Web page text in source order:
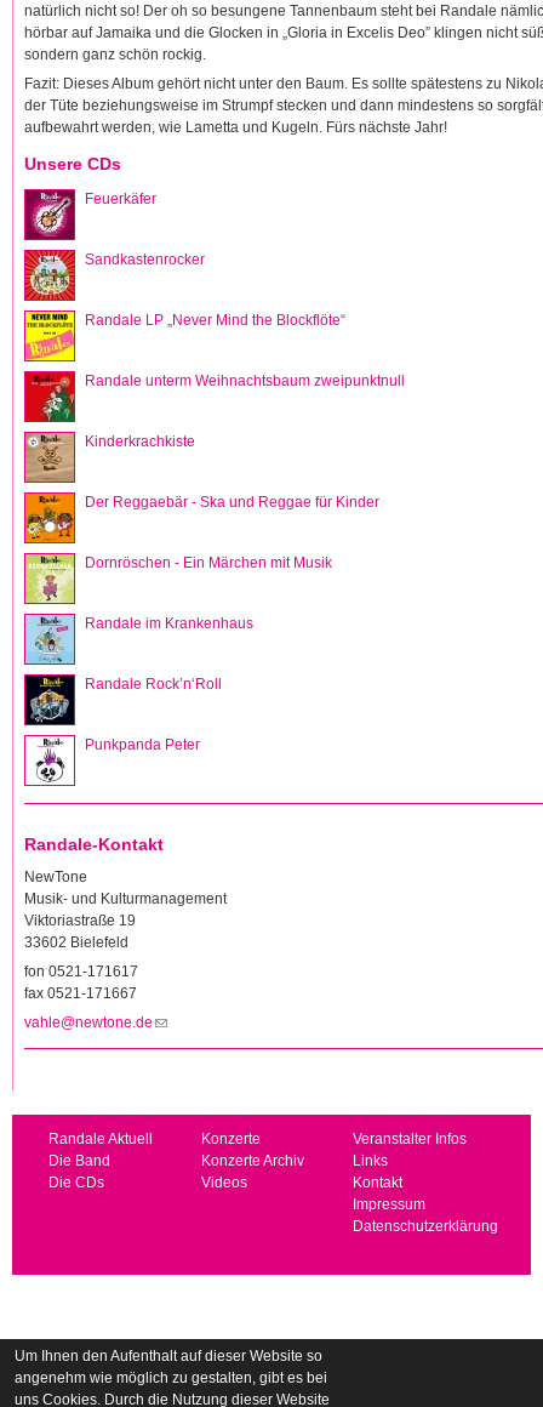
natürlich nicht so! Der oh so besungene Tannenbaum steht bei Randale
hörbar auf Jamaika und die Glocken in „Gloria in Excelis Deo” klingen nicht
sondern ganz schön rockig.
Fazit: Dieses Album gehört nicht unter den Baum. Es sollte spätestens zu
der Tüte beziehungsweise im Strumpf stecken und dann mindestens so
aufbewahrt werden, wie Lametta und Kugeln. Fürs nächste Jahr!
Unsere CDs
Feuerkäfer
Sandkastenrocker
Randale LP „Never Mind the Blockflöte“
Randale unterm Weihnachtsbaum zweipunktnull
Kinderkrachkiste
Der Reggaebär - Ska und Reggae für Kinder
Dornröschen - Ein Märchen mit Musik
Randale im Krankenhaus
Randale Rock’n‘Roll
Punkpanda Peter
Randale-Kontakt
NewTone
Musik- und Kulturmanagement
Viktoriastraße 19
33602 Bielefeld
fon 0521-171617
fax 0521-171667
vahle@newtone.de (Link sendet E-Mail)
Randale Aktuell
Die Band
Die CDs
Konzerte
Konzerte Archiv
Videos
Veranstalter Infos
Links
Kontakt
Impressum
Datenschutzerklärung
Um Ihnen den Aufenthalt auf dieser Website so
angenehm wie möglich zu gestalten, gibt es bei
uns Cookies. Durch die Nutzung dieser Website